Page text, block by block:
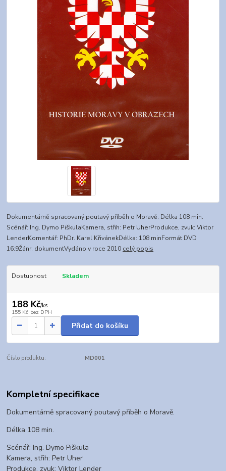
Dokumentárně spracovaný poutavý příběh o Moravě. Délka 108 min.
Scénář: Ing. Dymo PiškulaKamera, střih: Petr UherProdukce, zvuk: Viktor
LenderKomentář: PhDr. Karel KřivánekDélka: 108 minFormát DVD
16:9Žánr: dokumentVydáno v roce 2010 celý popis
Dostupnost Skladem
188 Kč/ks
155 Kč bez DPH
Přidat do košíku
Číslo produktu: MD001
Kompletní specifikace
Dokumentárně spracovaný poutavý příběh o Moravě.
Délka 108 min.
Scénář: Ing. Dymo Piškula
Kamera, střih: Petr Uher
Produkce, zvuk: Viktor Lender